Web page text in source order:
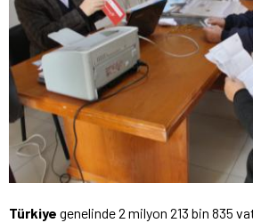
Türkiye genelinde 2 milyon 213 bin 835